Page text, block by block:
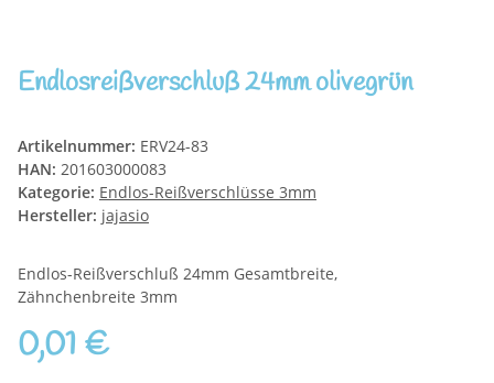
Endlosreißverschluß 24mm olivegrün
Artikelnummer: ERV24-83
HAN: 201603000083
Kategorie: Endlos-Reißverschlüsse 3mm
Hersteller: jajasio
Endlos-Reißverschluß 24mm Gesamtbreite,
Zähnchenbreite 3mm
0,01 €